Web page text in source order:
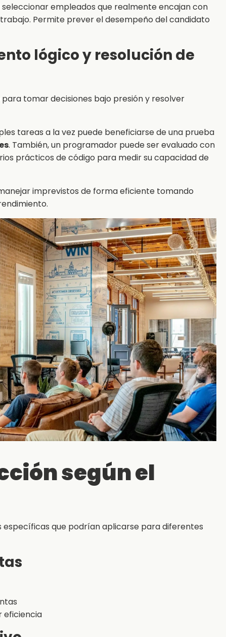
empleados que realmente encajan con
Permite prever el desempeño del candidato
lógico y resolución de
tomar decisiones bajo presión y resolver
tareas a la vez puede beneficiarse de una prueba
. También, un programador puede ser evaluado con
prácticos de código para medir su capacidad de
imprevistos de forma eficiente tomando
según el
específicas que podrían aplicarse para diferentes
eficiencia